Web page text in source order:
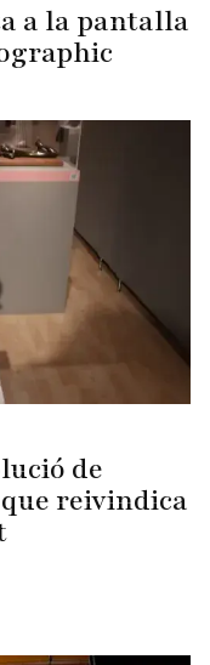
a la pantalla
de
reivindica